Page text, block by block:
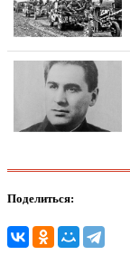
Поделиться: